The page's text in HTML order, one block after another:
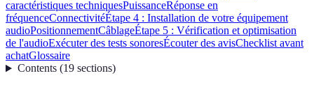
caractéristiques techniquesPuissanceRéponse en
fréquenceConnectivitéÉtape 4 : Installation de votre équipement
audioPositionnementCâblageÉtape 5 : Vérification et optimisation
de l'audioExécuter des tests sonoresÉcouter des avisChecklist avant
achatGlossaire
Contents(19 sections)